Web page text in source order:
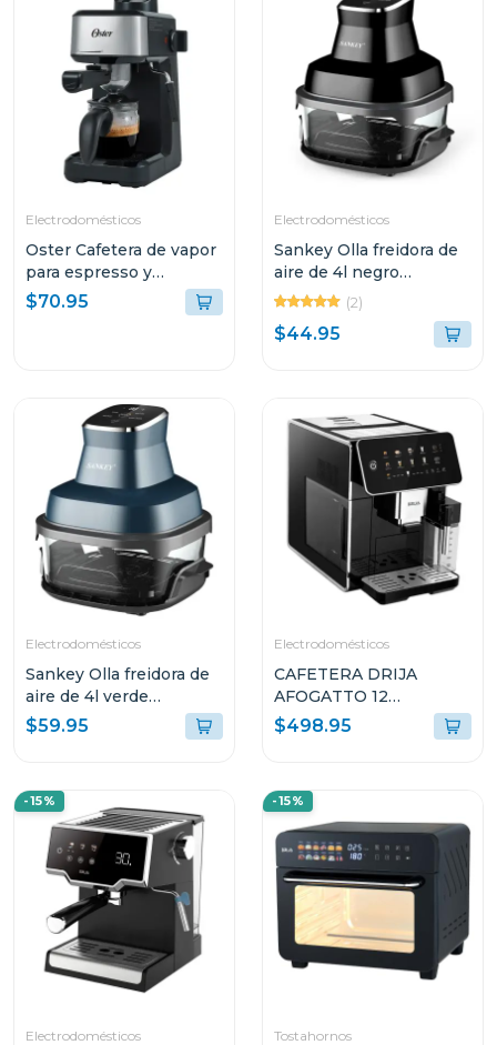
Electrodomésticos
Oster Cafetera de vapor
para espresso y
cappuccino capacidad
de 2 tazas stem3300
$70.95
Electrodomésticos
Sankey Olla freidora de
aire de 4l negro
frw4057gb
(2)
$44.95
Electrodomésticos
Sankey Olla freidora de
aire de 4l verde
frw4058gg
$59.95
Electrodomésticos
CAFETERA DRIJA
AFOGATTO 12
ESPRESSO Y
CAPUCCINO CON
INTEGRADO
$498.95
-15%
Electrodomésticos
-15%
Tostahornos